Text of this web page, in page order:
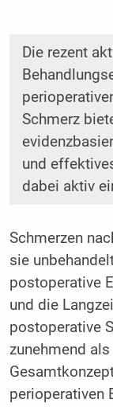
Die rezent
Schmerz
und
dabei aktiv
Schmerzen
sie
postoperative
und die
postoperative
zunehmend
perioperativen